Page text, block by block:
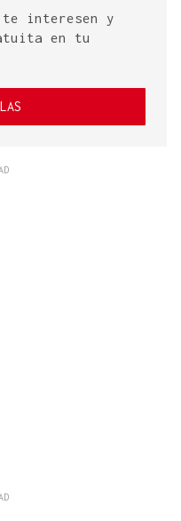
te interesen y
en tu